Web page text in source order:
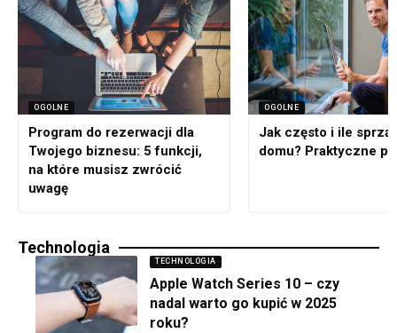
OGOLNE
Program do rezerwacji dla
Twojego biznesu: 5 funkcji,
na które musisz zwrócić
uwagę
OGOLNE
Jak często i ile
domu? Praktyczne
Technologia
TECHNOLOGIA
Apple Watch Series 10 – czy
nadal warto go kupić w 2025
roku?